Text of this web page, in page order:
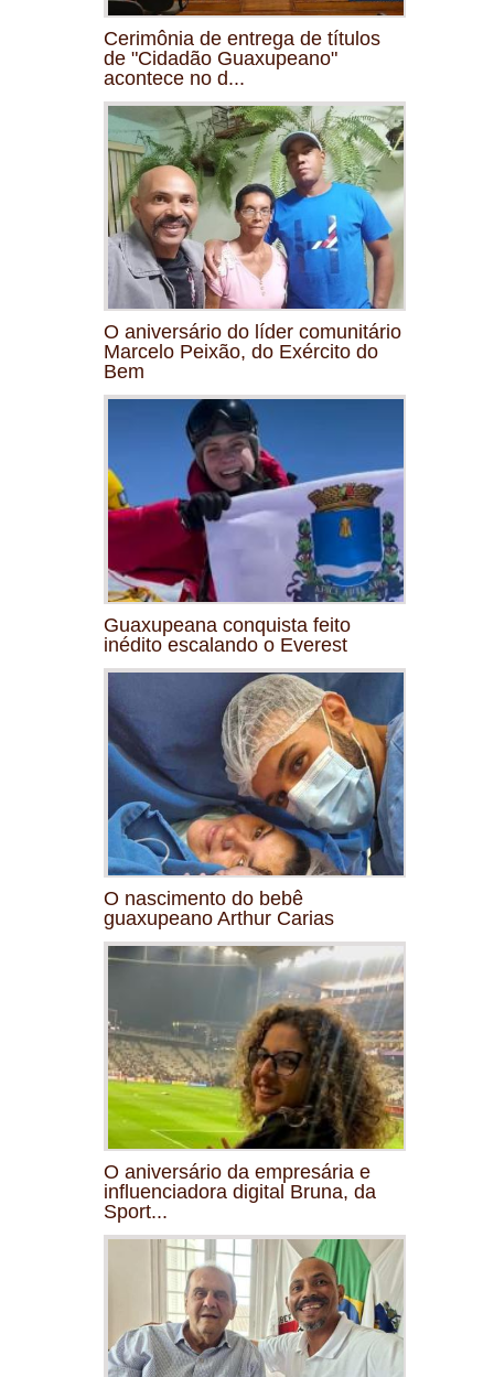
Cerimônia de entrega de títulos
de "Cidadão Guaxupeano"
acontece no d...
O aniversário do líder comunitário
Marcelo Peixão, do Exército do
Bem
Guaxupeana conquista feito
inédito escalando o Everest
O nascimento do bebê
guaxupeano Arthur Carias
O aniversário da empresária e
influenciadora digital Bruna, da
Sport...